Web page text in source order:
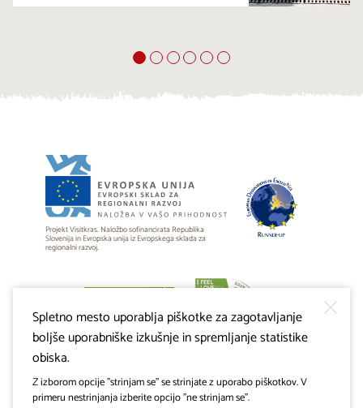
Projekt Visitkras. Naložbo sofinancirata Republika
Slovenija in Evropska unija iz Evropskega sklada za
regionalni razvoj.
Spletno mesto uporablja piškotke za zagotavljanje
boljše uporabniške izkušnje in spremljanje statistike
obiska.
Z izborom opcije "strinjam se" se strinjate z uporabo piškotkov. V
primeru nestrinjanja izberite opcijo "ne strinjam se".